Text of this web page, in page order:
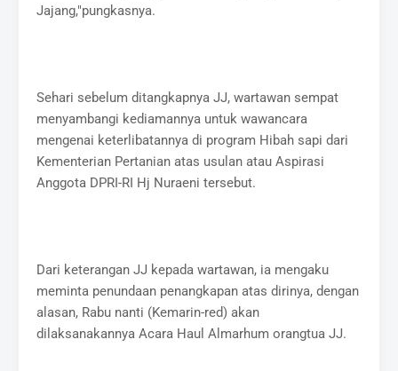
Jajang,"pungkasnya.
Sehari sebelum ditangkapnya JJ, wartawan sempat
menyambangi kediamannya untuk wawancara
mengenai keterlibatannya di program Hibah sapi dari
Kementerian Pertanian atas usulan atau Aspirasi
Anggota DPRI-RI Hj Nuraeni tersebut.
Dari keterangan JJ kepada wartawan, ia mengaku
meminta penundaan penangkapan atas dirinya, dengan
alasan, Rabu nanti (Kemarin-red) akan
dilaksanakannya Acara Haul Almarhum orangtua JJ.